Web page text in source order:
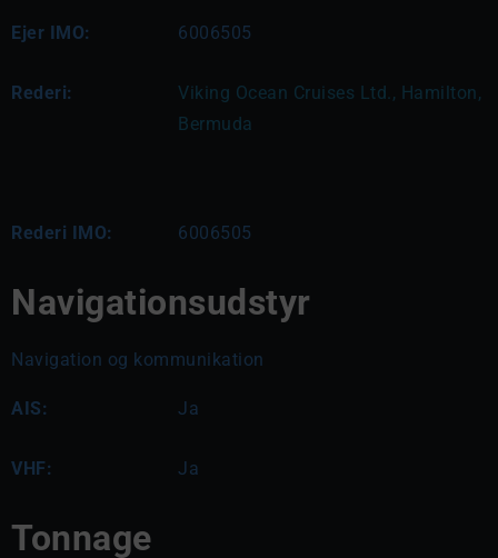
Ejer IMO: 6006505
Rederi:
Viking Ocean Cruises Ltd., Hamilton,
Bermuda
Rederi IMO: 6006505
Navigationsudstyr
Navigation og kommunikation
AIS: Ja
VHF: Ja
Tonnage